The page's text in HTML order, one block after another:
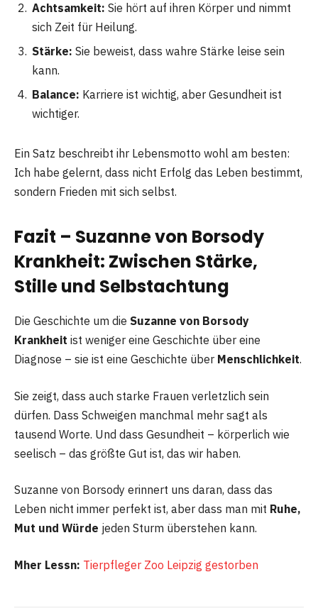
Achtsamkeit: Sie hört auf ihren Körper und nimmt
sich Zeit für Heilung.
Stärke: Sie beweist, dass wahre Stärke leise sein
kann.
Balance: Karriere ist wichtig, aber Gesundheit ist
wichtiger.
Ein Satz beschreibt ihr Lebensmotto wohl am besten:
Ich habe gelernt, dass nicht Erfolg das Leben bestimmt,
sondern Frieden mit sich selbst.
Fazit – Suzanne von Borsody
Krankheit: Zwischen Stärke,
Stille und Selbstachtung
Die Geschichte um die Suzanne von Borsody
Krankheit ist weniger eine Geschichte über eine
Diagnose – sie ist eine Geschichte über Menschlichkeit.
Sie zeigt, dass auch starke Frauen verletzlich sein
dürfen. Dass Schweigen manchmal mehr sagt als
tausend Worte. Und dass Gesundheit – körperlich wie
seelisch – das größte Gut ist, das wir haben.
Suzanne von Borsody erinnert uns daran, dass das
Leben nicht immer perfekt ist, aber dass man mit Ruhe,
Mut und Würde jeden Sturm überstehen kann.
Mher Lessn: Tierpfleger Zoo Leipzig gestorben